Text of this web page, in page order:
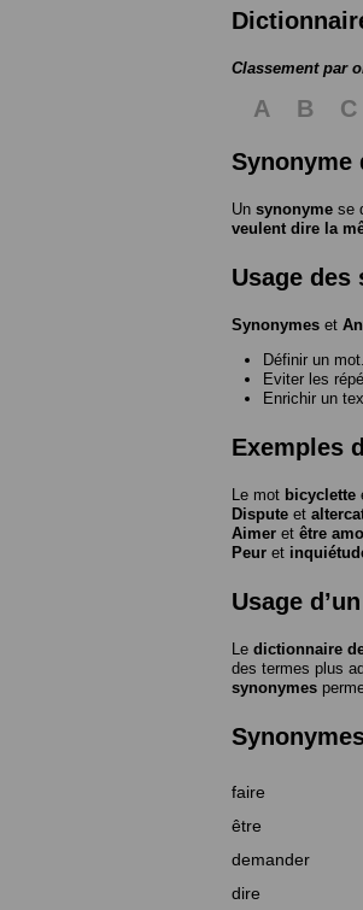
Classement par
A B C
Synonyme
Un synonyme se
veulent dire la
Usage des
Synonymes et
Définir un
Eviter les
Enrichir un
Exemples
Le mot bicyclette
Dispute et
Aimer et être
Peur et
Usage
Le dictionnaire
des termes plus
synonymes
faire
être
demander
dire